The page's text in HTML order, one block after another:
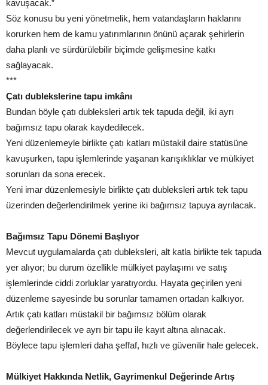
kavuşacak.”
Söz konusu bu yeni yönetmelik, hem vatandaşların haklarını
korurken hem de kamu yatırımlarının önünü açarak şehirlerin
daha planlı ve sürdürülebilir biçimde gelişmesine katkı
sağlayacak.
***
Çatı dublekslerine tapu imkânı
Bundan böyle çatı dubleksleri artık tek tapuda değil, iki ayrı
bağımsız tapu olarak kaydedilecek.
Yeni düzenlemeyle birlikte çatı katları müstakil daire statüsüne
kavuşurken, tapu işlemlerinde yaşanan karışıklıklar ve mülkiyet
sorunları da sona erecek.
Yeni imar düzenlemesiyle birlikte çatı dubleksleri artık tek tapu
üzerinden değerlendirilmek yerine iki bağımsız tapuya ayrılacak.
Bağımsız Tapu Dönemi Başlıyor
Mevcut uygulamalarda çatı dubleksleri, alt katla birlikte tek tapuda
yer alıyor; bu durum özellikle mülkiyet paylaşımı ve satış
işlemlerinde ciddi zorluklar yaratıyordu. Hayata geçirilen yeni
düzenleme sayesinde bu sorunlar tamamen ortadan kalkıyor.
Artık çatı katları müstakil bir bağımsız bölüm olarak
değerlendirilecek ve ayrı bir tapu ile kayıt altına alınacak.
Böylece tapu işlemleri daha şeffaf, hızlı ve güvenilir hale gelecek.
Mülkiyet Hakkında Netlik, Gayrimenkul Değerinde Artış